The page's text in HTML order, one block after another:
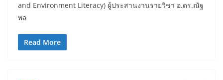
and Environment Literacy) ผู้ประสานงานรายวิชา อ.ดร.ณัฐ
พล
Read More